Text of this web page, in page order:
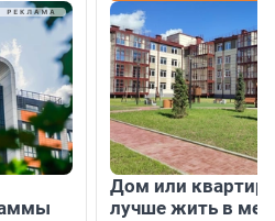
Дом или
лучше жить в